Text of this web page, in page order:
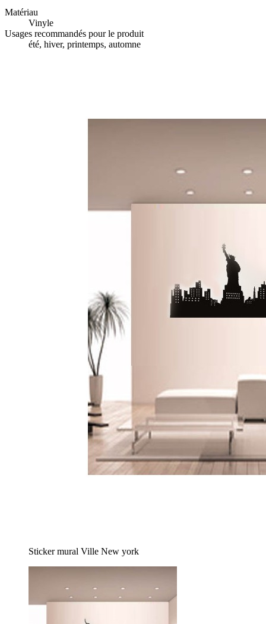
Matériau
Vinyle
Usages recommandés pour le produit
été, hiver, printemps, automne
Sticker mural Ville New york